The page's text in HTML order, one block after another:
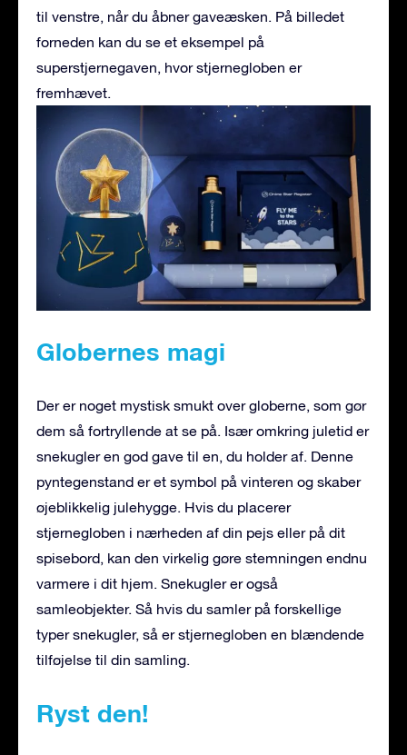
til venstre, når du åbner gaveæsken. På billedet
forneden kan du se et eksempel på
superstjernegaven, hvor stjernegloben er
fremhævet.
Globernes magi
Der er noget mystisk smukt over globerne, som gør
dem så fortryllende at se på. Især omkring juletid er
snekugler en god gave til en, du holder af. Denne
pyntegenstand er et symbol på vinteren og skaber
øjeblikkelig julehygge. Hvis du placerer
stjernegloben i nærheden af din pejs eller på dit
spisebord, kan den virkelig gøre stemningen endnu
varmere i dit hjem. Snekugler er også
samleobjekter. Så hvis du samler på forskellige
typer snekugler, så er stjernegloben en blændende
tilføjelse til din samling.
Ryst den!